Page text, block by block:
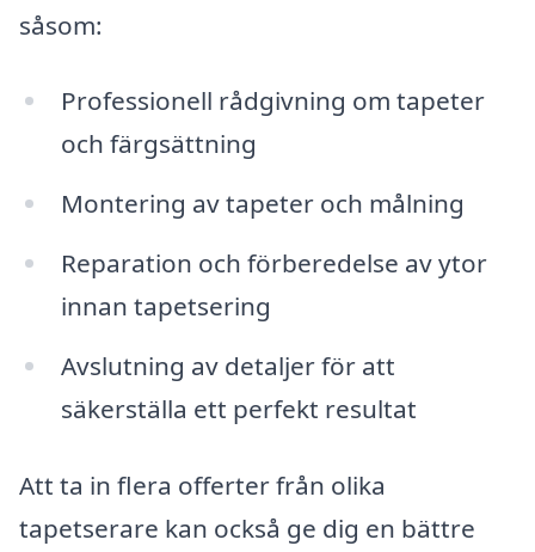
såsom:
Professionell rådgivning om tapeter
och färgsättning
Montering av tapeter och målning
Reparation och förberedelse av ytor
innan tapetsering
Avslutning av detaljer för att
säkerställa ett perfekt resultat
Att ta in flera offerter från olika
tapetserare kan också ge dig en bättre